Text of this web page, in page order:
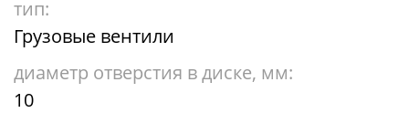
тип:
Грузовые вентили
диаметр отверстия в диске, мм:
10